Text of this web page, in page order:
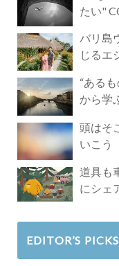
たい"
バリ島
じるエ
“ある
から学
頭はそ
いこう
道具も
にシェ
EDITOR’S